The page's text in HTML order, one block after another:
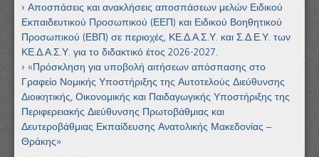
Αποσπάσεις και ανακλήσεις αποσπάσεων μελών Ειδικού
Εκπαιδευτικού Προσωπικού (ΕΕΠ) και Ειδικού Βοηθητικού
Προσωπικού (ΕΒΠ) σε περιοχές, ΚΕ.Δ.Α.Σ.Υ. και Σ.Δ.Ε.Υ. των
ΚΕ.Δ.Α.Σ.Υ. για το διδακτικό έτος 2026-2027.
«Πρόσκληση για υποβολή αιτήσεων απόσπασης στο
Γραφείο Νομικής Υποστήριξης της Αυτοτελούς Διεύθυνσης
Διοικητικής, Οικονομικής και Παιδαγωγικής Υποστήριξης της
Περιφερειακής Διεύθυνσης Πρωτοβάθμιας και
Δευτεροβάθμιας Εκπαίδευσης Ανατολικής Μακεδονίας –
Θράκης»